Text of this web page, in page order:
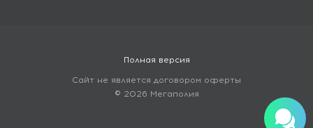
Полная версия
Сайт не является договором оферты
© 2026 Мегаполия